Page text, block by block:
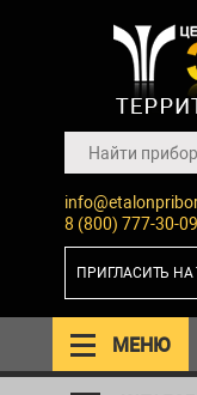
8 (800) 777-30-09
ПРИГЛАСИТЬ НА
МЕНЮ